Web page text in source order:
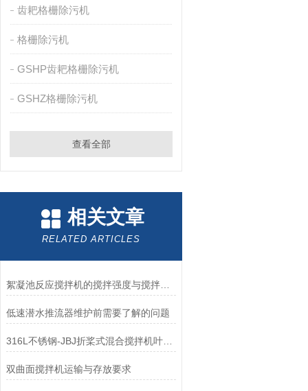
齿耙格栅除污机
格栅除污机
GSHP齿耙格栅除污机
GSHZ格栅除污机
查看全部
相关文章
RELATED ARTICLES
絮凝池反应搅拌机的搅拌强度与搅拌时间是决定絮凝效果的关键
低速潜水推流器维护前需要了解的问题
316L不锈钢-JBJ折桨式混合搅拌机叶桨直径一般是多少？
双曲面搅拌机运输与存放要求